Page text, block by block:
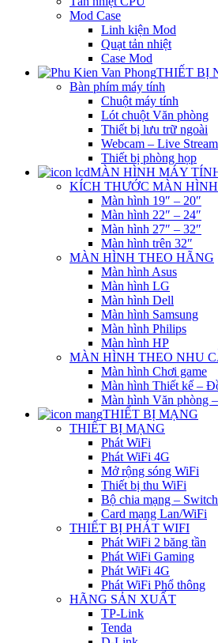
Mod Case
Linh kiện Mod
Quạt tản nhiệt
Case Mod
THIẾT BỊ
Bàn phím máy tính
Chuột máy tính
Lót chuột Văn phòng
Thiết bị lưu trữ ngoài
Webcam – Live Stream
Thiết bị phòng họp
MÀN HÌNH MÁY
KÍCH THƯỚC MÀN HÌNH
Màn hình 19″ – 20″
Màn hình 22″ – 24″
Màn hình 27″ – 32″
Màn hình trên 32″
MÀN HÌNH THEO HÃNG
Màn hình Asus
Màn hình LG
Màn hình Dell
Màn hình Samsung
Màn hình Philips
Màn hình HP
MÀN HÌNH THEO NHU
Màn hình Chơi game
Màn hình Thiết kế –
Màn hình Văn phòng
THIẾT BỊ MẠNG
THIẾT BỊ MẠNG
Phát WiFi
Phát WiFi 4G
Mở rộng sóng WiFi
Thiết bị thu WiFi
Bộ chia mạng – Switch
Card mạng Lan/WiFi
THIẾT BỊ PHÁT WIFI
Phát WiFi 2 băng tần
Phát WiFi Gaming
Phát WiFi 4G
Phát WiFi Phổ thông
HÃNG SẢN XUẤT
TP-Link
Tenda